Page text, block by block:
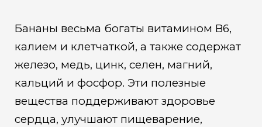
Бананы весьма богаты витамином В6,
калием и клетчаткой, а также содержат
железо, медь, цинк, селен, магний,
кальций и фосфор. Эти полезные
вещества поддерживают здоровье
сердца, улучшают пищеварение,